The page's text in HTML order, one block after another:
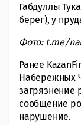
Габдуллы
берег), у
Фото: t.me/
Ранее
Набережных
загрязнение
сообщение
нарушение.